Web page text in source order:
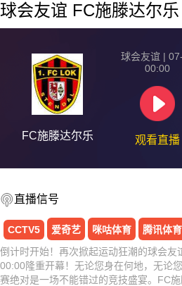
球会友谊 FC施滕达尔
FC施滕达尔乐
球会友谊 |
00:00
观看直播
直播信号
CCTV5 爱奇艺 咪咕体育 腾讯体育
倒计时开始！再次掀起运动狂潮的球会友
00:00隆重开幕！无论您身在何地，无论
赛绝对是一场不能错过的竞技盛宴。FC